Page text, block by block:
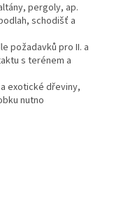
pergoly, ap.
schodišť a
požadavků pro II. a
s terénem a
exotické dřeviny,
nutno